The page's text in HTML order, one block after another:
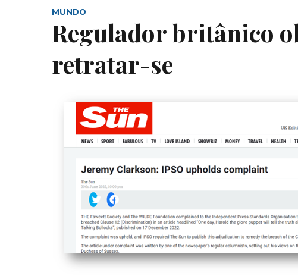
MUNDO
Regulador britânico
retratar-se